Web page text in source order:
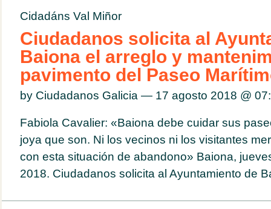
Cidadáns Val Miñor
Ciudadanos solicita al
Baiona el arreglo y
pavimento del Paseo
by Ciudadanos Galicia — 17 agosto 2018 @
Fabiola Cavalier: «Baiona debe cuidar sus
joya que son. Ni los vecinos ni los visitantes
con esta situación de abandono» Baiona,
2018. Ciudadanos solicita al Ayuntamiento de